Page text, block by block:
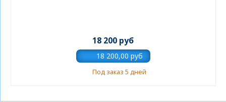
18 200 руб
Под заказ 5 дней